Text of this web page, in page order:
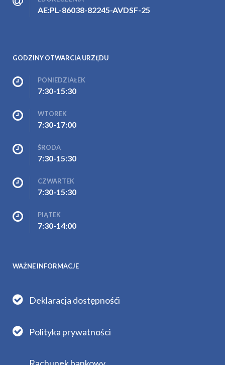
AE:PL-86038-82245-AVDSF-25
GODZINY OTWARCIA URZĘDU
PONIEDZIAŁEK
7:30-15:30
WTOREK
7:30-17:00
ŚRODA
7:30-15:30
CZWARTEK
7:30-15:30
PIĄTEK
7:30-14:00
WAŻNE INFORMACJE
Deklaracja dostępnośći
Polityka prywatności